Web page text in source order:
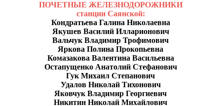
ПОЧЕТНЫЕ ЖЕЛЕЗНОДОРОЖНИКИ
станции Саянской:
Кондратьева Галина Николаевна
Якушев Василий Илларионович
Вальчук Владимир Трофимович
Яркова Полина Прокопьевна
Комазакова Валентина Васильевна
Остапущенко Анатолий Стефанович
Гук Михаил Степанович
Удалов Николай Тихонович
Яковчук Владимир Георгиевич
Никитин Николай Михайлович